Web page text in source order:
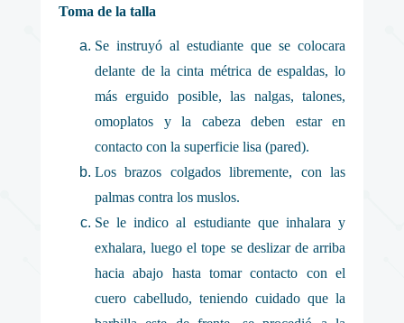
Toma de la talla
Se instruyó al estudiante que se colocara
delante de la cinta métrica de espaldas, lo
más erguido posible, las nalgas, talones,
omoplatos y la cabeza deben estar en
contacto con la superficie lisa (pared).
Los brazos colgados libremente, con las
palmas contra los muslos.
Se le indico al estudiante que inhalara y
exhalara, luego el tope se deslizar de arriba
hacia abajo hasta tomar contacto con el
cuero cabelludo, teniendo cuidado que la